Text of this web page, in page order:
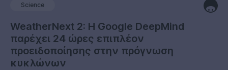
Science
WeatherNext 2: Η Google DeepMind
παρέχει 24 ώρες επιπλέον
προειδοποίησης στην πρόγνωση
κυκλώνων